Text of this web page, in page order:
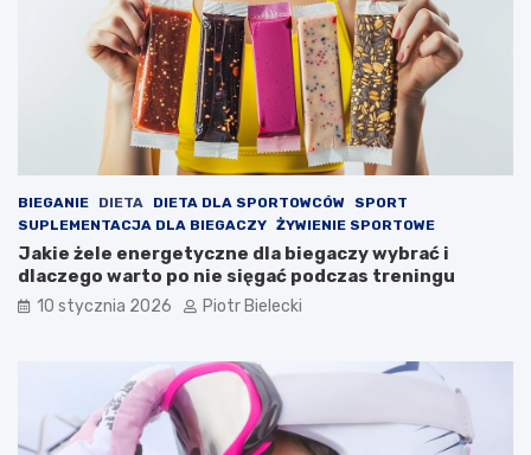
BIEGANIE DIETA DIETA DLA SPORTOWCÓW
SPORT
SUPLEMENTACJA DLA BIEGACZY ŻYWIENIE SPORTOWE
Jakie żele energetyczne dla biegaczy wybrać i
dlaczego warto po nie sięgać podczas treningu
10 stycznia 2026 Piotr Bielecki